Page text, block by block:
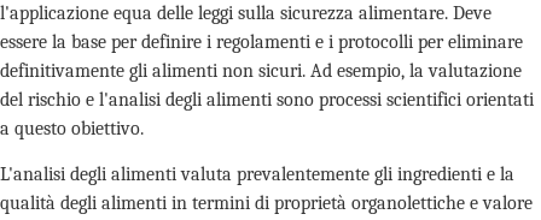
l'applicazione equa delle leggi sulla sicurezza alimentare. Deve
essere la base per definire i regolamenti e i protocolli per eliminare
definitivamente gli alimenti non sicuri. Ad esempio, la valutazione
del rischio e l'analisi degli alimenti sono processi scientifici orientati
a questo obiettivo.
L'analisi degli alimenti valuta prevalentemente gli ingredienti e la
qualità degli alimenti in termini di proprietà organolettiche e valore